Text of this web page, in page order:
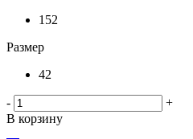
152
Размер
42
-
+
В корзину